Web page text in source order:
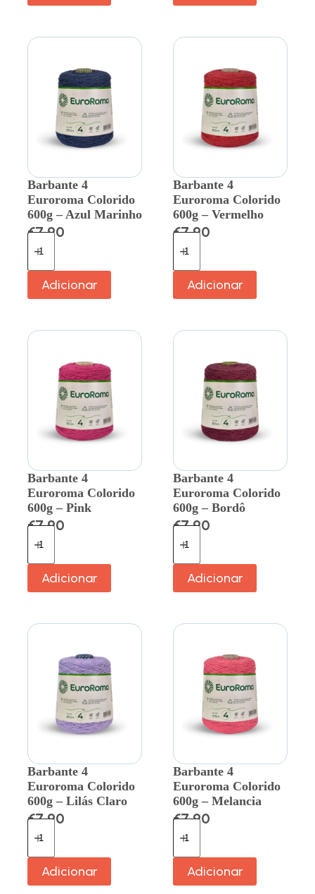
Barbante 4
Euroroma Colorido
600g – Azul Marinho
€7.90
Adicionar
Barbante 4
Euroroma Colorido
600g – Vermelho
€7.90
Adicionar
Barbante 4
Euroroma Colorido
600g – Pink
€7.90
Adicionar
Barbante 4
Euroroma Colorido
600g – Bordô
€7.90
Adicionar
Barbante 4
Euroroma Colorido
600g – Lilás Claro
€7.90
Adicionar
Barbante 4
Euroroma Colorido
600g – Melancia
€7.90
Adicionar